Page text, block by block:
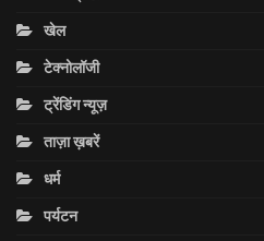
खेल
टेक्नोलॉजी
ट्रेंडिंग न्यूज़
ताज़ा ख़बरें
धर्म
पर्यटन